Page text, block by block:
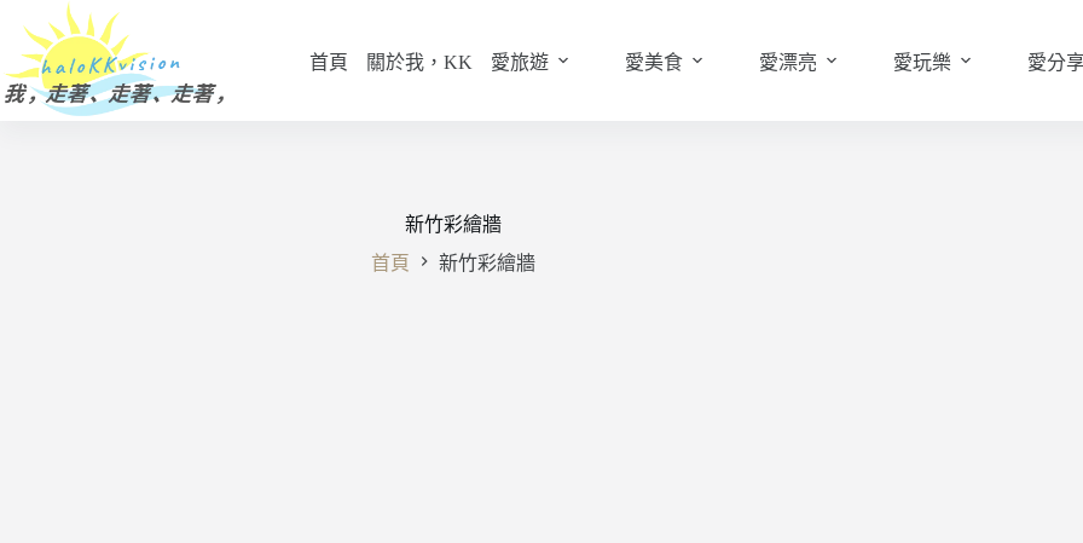
主
要
首頁 關於我，KK 愛旅遊 愛美食 愛漂亮 愛玩樂 愛分
新竹彩繪牆
首頁
新竹彩繪牆